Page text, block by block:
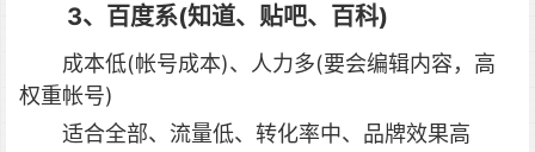
3、百度系(知道、贴吧、百科)
成本低(帐号成本)、人力多(要会编辑内容，高
权重帐号)
适合全部、流量低、转化率中、品牌效果高